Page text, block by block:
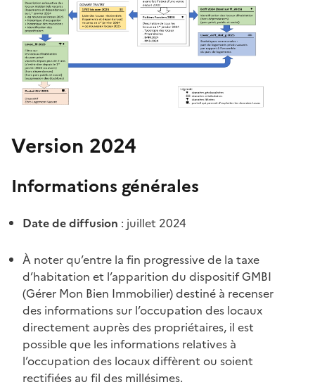
Version 2024
Informations générales
Date de diffusion : juillet 2024
À noter qu’entre la fin progressive de la taxe
d’habitation et l’apparition du dispositif GMBI
(Gérer Mon Bien Immobilier) destiné à recenser
des informations sur l’occupation des locaux
directement auprès des propriétaires, il est
possible que les informations relatives à
l’occupation des locaux diffèrent ou soient
rectifiées au fil des millésimes.